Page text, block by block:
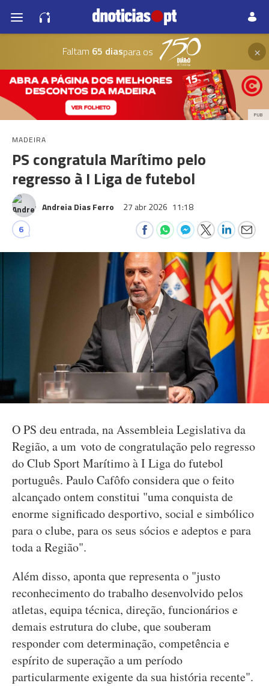
Faltam 65 diaspara os ×
PUB
MADEIRA
PS congratula Marítimo pelo
regresso à I Liga de futebol
Andreia Dias Ferro 27 abr 2026 11:18
6
O PS deu entrada, na Assembleia Legislativa da
Região, a um voto de congratulação pelo regresso
do Club Sport Marítimo à I Liga do futebol
português. Paulo Cafôfo considera que o feito
alcançado ontem constitui "uma conquista de
enorme significado desportivo, social e simbólico
para o clube, para os seus sócios e adeptos e para
toda a Região".
Além disso, aponta que representa o "justo
reconhecimento do trabalho desenvolvido pelos
atletas, equipa técnica, direção, funcionários e
demais estrutura do clube, que souberam
responder com determinação, competência e
espírito de superação a um período
particularmente exigente da sua história recente".